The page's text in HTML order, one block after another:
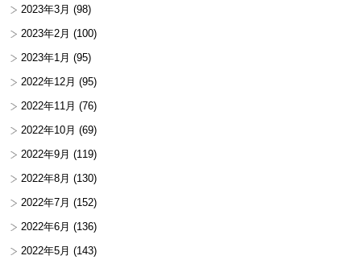
2023年3月 (98)
2023年2月 (100)
2023年1月 (95)
2022年12月 (95)
2022年11月 (76)
2022年10月 (69)
2022年9月 (119)
2022年8月 (130)
2022年7月 (152)
2022年6月 (136)
2022年5月 (143)